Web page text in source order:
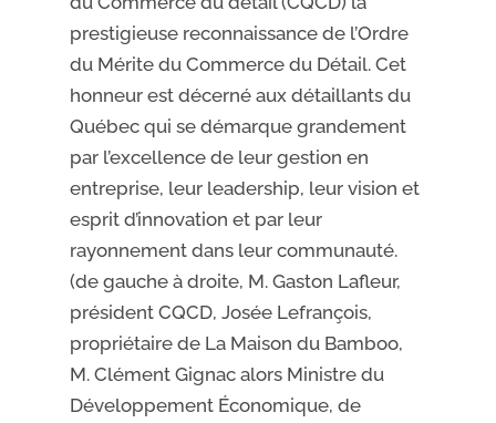
prestigieuse reconnaissance de l’Ordre
du Mérite du Commerce du Détail. Cet
honneur est décerné aux détaillants du
Québec qui se démarque grandement
par l’excellence de leur gestion en
entreprise, leur leadership, leur vision et
esprit d’innovation et par leur
rayonnement dans leur communauté.
(de gauche à droite, M. Gaston Lafleur,
président CQCD, Josée Lefrançois,
propriétaire de La Maison du Bamboo,
M. Clément Gignac alors Ministre du
Développement Économique, de